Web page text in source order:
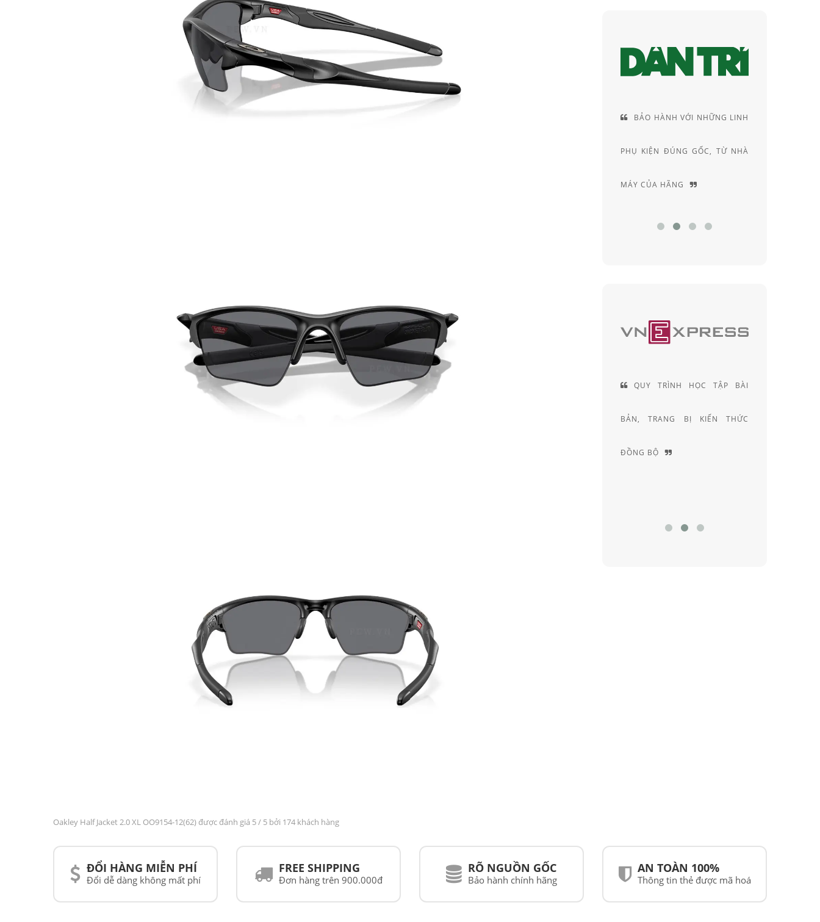
Oakley Half Jacket 2.0 XL OO9154-12(62) được đánh giá 5/ 5 bởi 174 khách hàng
BẢO HÀNH VỚI NHỮNG LINH
PHỤ KIỆN ĐÚNG GỐC, TỪ NHÀ
MÁY CỦA HÃNG
CUNG CÁCH
RIÊNG, ĐẦY AM
PATRICK EYEWEAR HIỆN LÀ QUY TRÌNH HỌC TẬP BÀI
BẢN, TRANG BỊ KIẾN THỨC KHÚC XẠ HƠN
ĐỔI HÀNG MIỄN PHÍ
Đổi dễ dàng không mất phí
FREE SHIPPING
Đơn hàng trên 900.000đ
RÕ NGUỒN GỐC
Bảo hành chính hãng
AN TOÀN 100%
Thông tin thẻ được mã hoá